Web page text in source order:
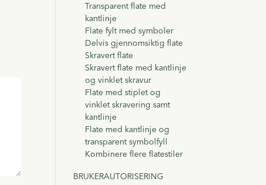
Transparent flate med
kantlinje
Flate fylt med symboler
Delvis gjennomsiktig flate
Skravert flate
Skravert flate med kantlinje
og vinklet skravur
Flate med stiplet og
vinklet skravering samt
kantlinje
Flate med kantlinje og
transparent symbolfyll
Kombinere flere flatestiler
BRUKERAUTORISERING